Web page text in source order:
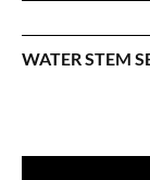
WATER STEM